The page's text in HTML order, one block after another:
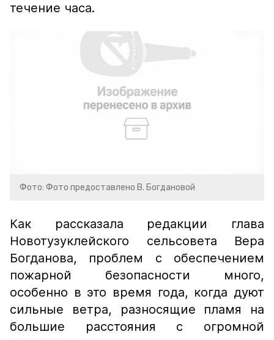
течение часа.
Фото: Фото предоставлено В. Богдановой
Как рассказала редакции глава
Новотузуклейского сельсовета Вера
Богданова, проблем с обеспечением
пожарной безопасности много,
особенно в это время года, когда дуют
сильные ветра, разносящие пламя на
большие расстояния с огромной